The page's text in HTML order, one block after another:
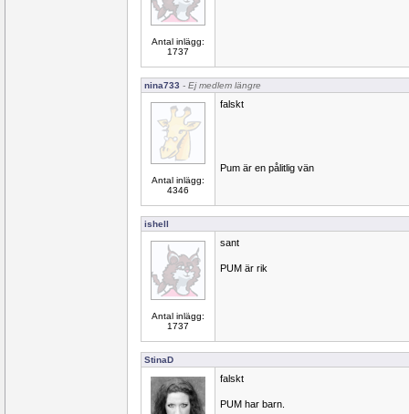
Antal inlägg:
1737
nina733 - Ej medlem längre
Antal inlägg:
4346
falskt
Pum är en pålitlig vän
ishell
Antal inlägg:
1737
sant
PUM är rik
StinaD
falskt
PUM har barn.